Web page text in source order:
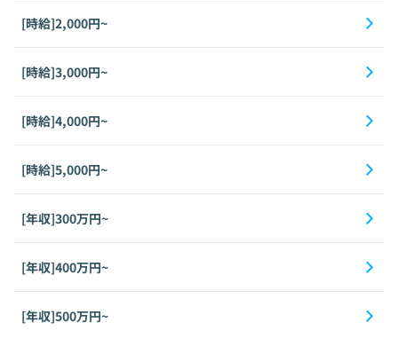
[時給]2,000円~
[時給]3,000円~
[時給]4,000円~
[時給]5,000円~
[年収]300万円~
[年収]400万円~
[年収]500万円~